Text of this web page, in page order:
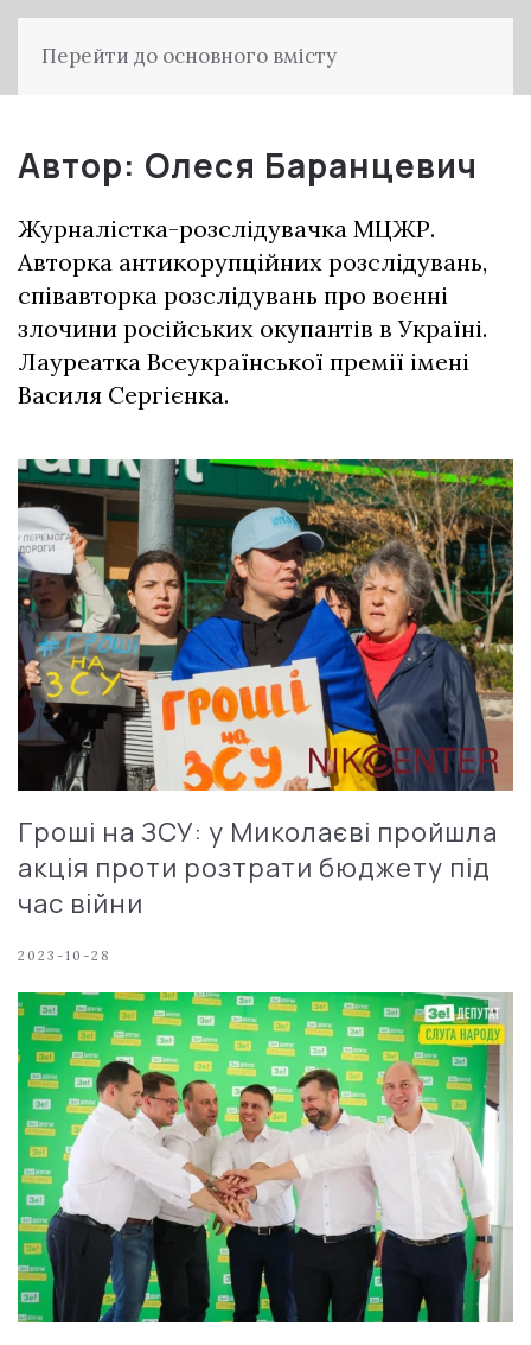
Перейти до основного вмісту
Автор: Олеся Баранцевич
Журналістка-розслідувачка МЦЖР.
Авторка антикорупційних розслідувань,
співавторка розслідувань про воєнні
злочини російських окупантів в Україні.
Лауреатка Всеукраїнської премії імені
Василя Сергієнка.
Гроші на ЗСУ: у Миколаєві пройшла
акція проти розтрати бюджету під
час війни
2023-10-28